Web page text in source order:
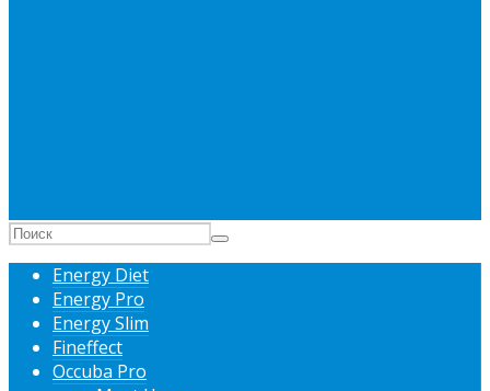
Energy Diet
Energy Pro
Energy Slim
Fineffect
Occuba Pro